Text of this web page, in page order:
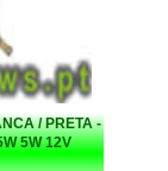
/ PRETA -
5W 12V